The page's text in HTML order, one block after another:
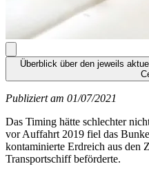
Überblick über den jeweils
Publiziert am 01/07/2021
Das Timing hätte schlechter
vor Auffahrt 2019 fiel das
kontaminierte Erdreich aus den
Transportschiff beförderte.